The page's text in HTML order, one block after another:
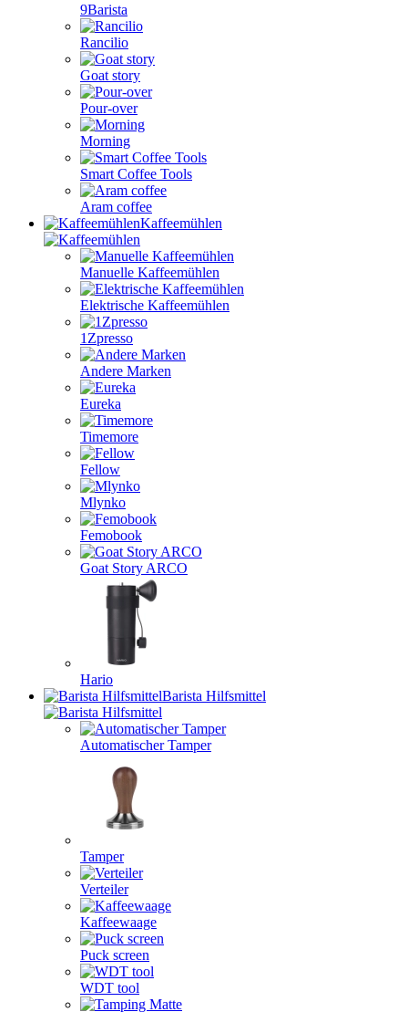
9Barista
Rancilio
Goat story
Pour-over
Morning
Smart Coffee Tools
Aram coffee
Kaffeemühlen
Manuelle Kaffeemühlen
Elektrische Kaffeemühlen
1Zpresso
Andere Marken
Eureka
Timemore
Fellow
Mlynko
Femobook
Goat Story ARCO
Hario
Barista Hilfsmittel
Automatischer Tamper
Tamper
Verteiler
Kaffeewaage
Puck screen
WDT tool